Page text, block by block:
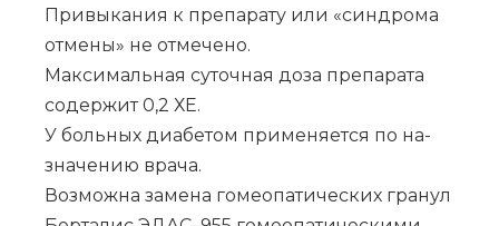
При­вы­ка­ния к пре­па­ра­ту или «син­дро­ма
от­ме­ны» не от­ме­че­но.
Мак­си­маль­ная су­точ­ная до­за пре­па­ра­та
со­дер­жит 0,2 ХЕ.
У боль­ных диа­бе­том при­ме­ня­ет­ся по на­
зна­че­нию вра­ча.
Воз­мож­на за­ме­на го­мео­па­ти­че­ских гра­нул